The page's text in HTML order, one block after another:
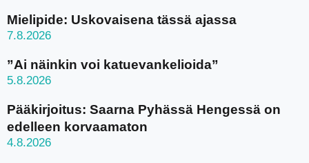
Mielipide: Uskovaisena tässä ajassa
7.8.2026
”Ai näinkin voi katuevankelioida”
5.8.2026
Pääkirjoitus: Saarna Pyhässä Hengessä on
edelleen korvaamaton
4.8.2026